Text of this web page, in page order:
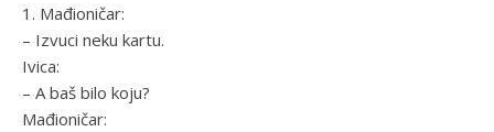
1. Mađioničar:
– Izvuci neku kartu.
Ivica:
– A baš bilo koju?
Mađioničar: